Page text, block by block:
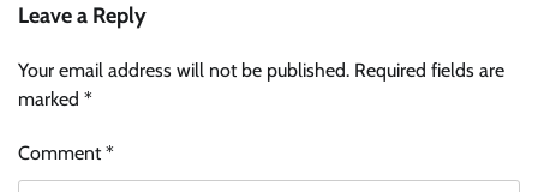
Leave a Reply
Your email address will not be published. Required fields are
marked *
Comment*